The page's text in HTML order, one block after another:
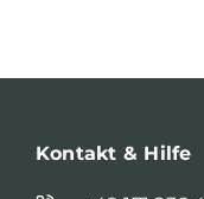
Kontakt & Hilfe